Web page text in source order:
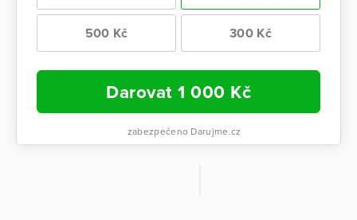
500 Kč 300 Kč
Darovat 1 000 Kč
zabezpečeno Darujme.cz